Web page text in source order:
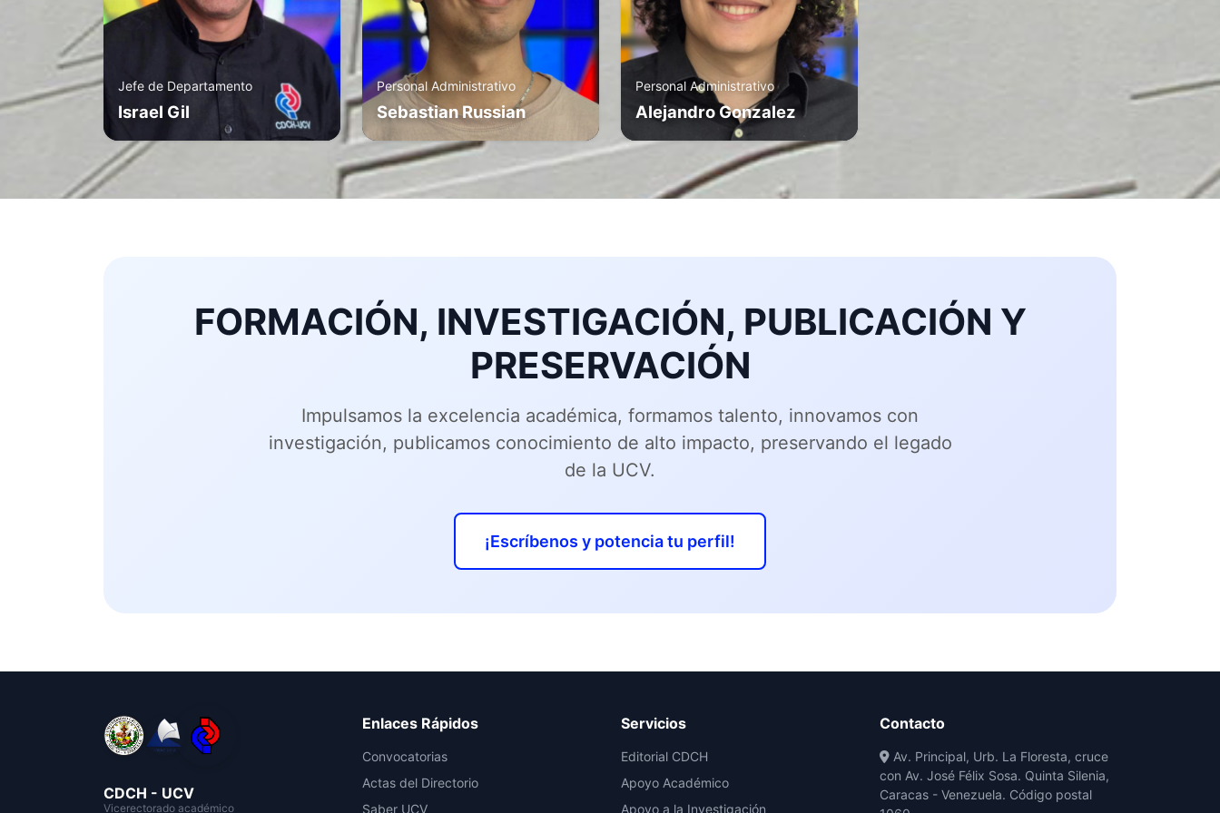
Jefe de Departamento
Israel Gil
Personal Administrativo
Sebastian Russian
Personal Administrativo
Alejandro Gonzalez
FORMACIÓN, INVESTIGACIÓN, PUBLICACIÓN Y
PRESERVACIÓN
Impulsamos la excelencia académica, formamos talento, innovamos con
investigación, publicamos conocimiento de alto impacto, preservando el legado
de la UCV.
¡Escríbenos y potencia tu perfil!
CDCH - UCV
Vicerectorado académico
Enlaces Rápidos
Convocatorias
Actas del Directorio
Saber UCV
Servicios
Editorial CDCH
Apoyo Académico
Apoyo a la Investigación
Contacto
Av. Principal, Urb. La Floresta, cruce
con Av. José Félix Sosa. Quinta Silenia,
Caracas - Venezuela. Código postal